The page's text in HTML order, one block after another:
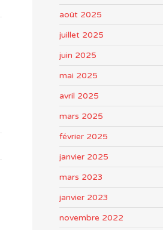
août 2025
juillet 2025
juin 2025
mai 2025
avril 2025
mars 2025
février 2025
janvier 2025
mars 2023
janvier 2023
novembre 2022